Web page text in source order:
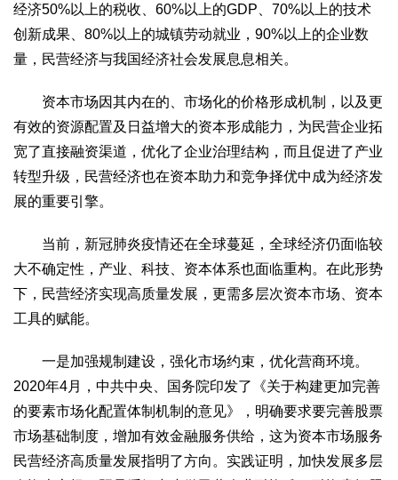
文化观察
智海钩沉
社会
工业
装备制造 智能制造 制造2025 大国工匠
科教
三农
智慧农业 智慧乡村 基层之声
国防
国际
中国与世界 国际视点 国际合作 他山之石
生态
生态文明 能源资源 环境保护 地方生态 休闲旅游
经济50%以上的税收、60%以上的GDP、70%以上的技术
创新成果、80%以上的城镇劳动就业，90%以上的企业数
量，民营经济与我国经济社会发展息息相关。
资本市场因其内在的、市场化的价格形成机制，以及更
有效的资源配置及日益增大的资本形成能力，为民营企业拓
宽了直接融资渠道，优化了企业治理结构，而且促进了产业
转型升级，民营经济也在资本助力和竞争择优中成为经济发
展的重要引擎。
当前，新冠肺炎疫情还在全球蔓延，全球经济仍面临较
大不确定性，产业、科技、资本体系也面临重构。在此形势
下，民营经济实现高质量发展，更需多层次资本市场、资本
工具的赋能。
一是加强规制建设，强化市场约束，优化营商环境。
2020年4月，中共中央、国务院印发了《关于构建更加完善
的要素市场化配置体制机制的意见》，明确要求要完善股票
市场基础制度，增加有效金融服务供给，这为资本市场服务
民营经济高质量发展指明了方向。实践证明，加快发展多层